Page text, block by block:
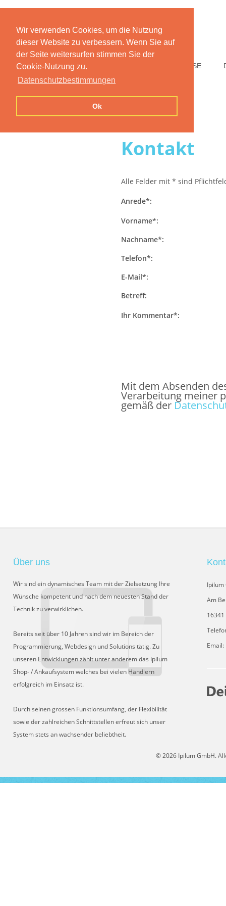
Wir verwenden Cookies, um die Nutzung
dieser Website zu verbessern. Wenn Sie auf
der Seite weitersurfen stimmen Sie der
Cookie-Nutzung zu.
Datenschutzbestimmungen
Ok
HOME PREISE
Kontakt
Alle Felder mit * sind
Anrede*:
Vorname*:
Nachname*:
Telefon*:
E-Mail*:
Betreff:
Ihr Kommentar*:
Mit dem Absenden
Verarbeitung meiner
gemäß der
Über uns
Wir sind ein dynamisches Team mit der Zielsetzung Ihre
Wünsche kompetent und nach dem neuesten Stand der
Technik zu verwirklichen.
Bereits seit über 10 Jahren sind wir im Bereich der
Programmierung, Webdesign und Solutions tätig. Zu
unseren Entwicklungen zählt unter anderem das Ipilum
Shop- / Ankaufsystem welches bei vielen Händlern
erfolgreich im Einsatz ist.
Durch seinen grossen Funktionsumfang, der Flexibilität
sowie der zahlreichen Schnittstellen erfreut sich unser
System stets an wachsender beliebtheit.
Ipilum
Am
© 2026 Ipilum GmbH.